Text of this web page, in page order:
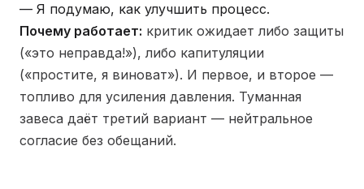
— Я подумаю, как улучшить процесс.
Почему работает: критик ожидает либо защиты
(«это неправда!»), либо капитуляции
(«простите, я виноват»). И первое, и второе —
топливо для усиления давления. Туманная
завеса даёт третий вариант — нейтральное
согласие без обещаний.